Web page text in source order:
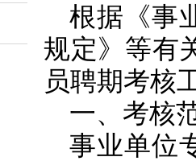
根据《事
规定》等有
员聘期考核
一、考核
事业单位